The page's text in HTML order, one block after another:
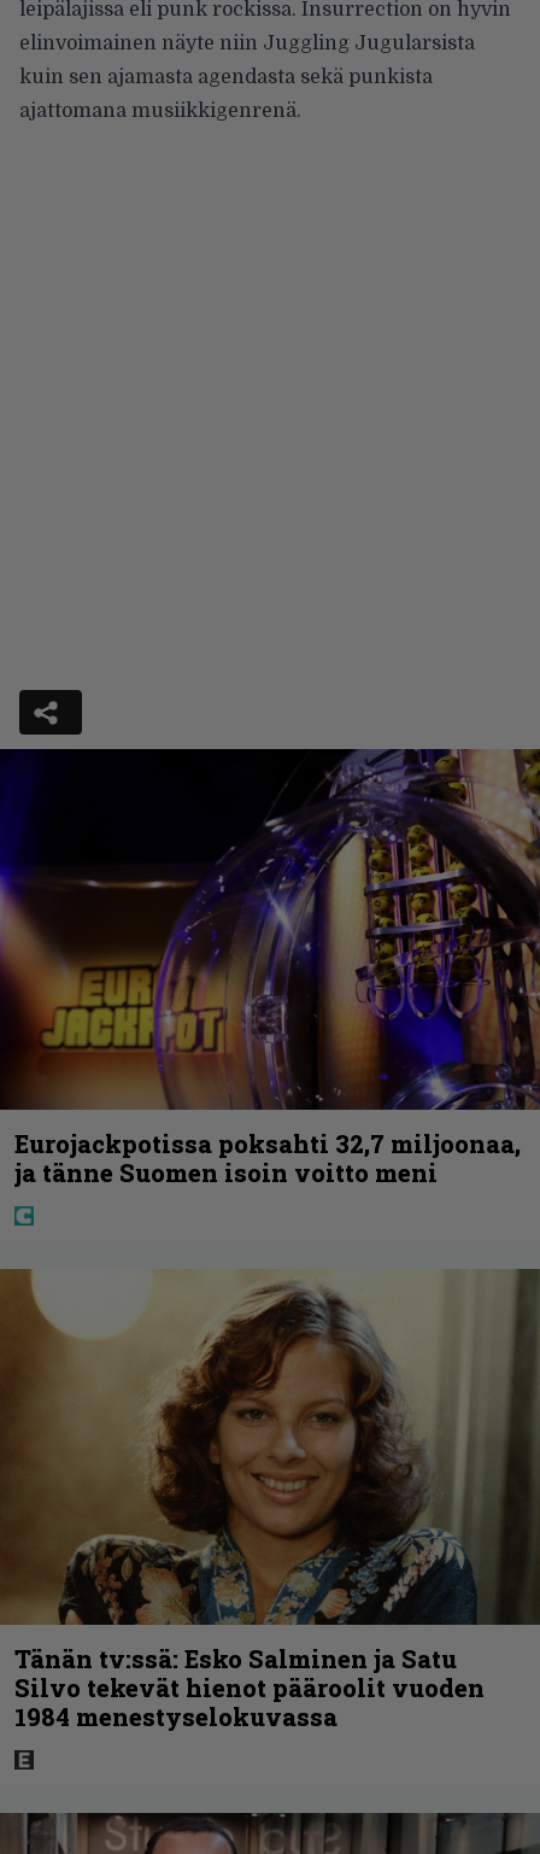
leipälajissa eli punk rockissa. Insurrection on hyvin
elinvoimainen näyte niin Juggling Jugularsista
kuin sen ajamasta agendasta sekä punkista
ajattomana musiikkigenrenä.
Eurojackpotissa poksahti 32,7 miljoonaa,
ja tänne Suomen isoin voitto meni
Tänän tv:ssä: Esko Salminen ja Satu
Silvo tekevät hienot pääroolit vuoden
1984 menestyselokuvassa